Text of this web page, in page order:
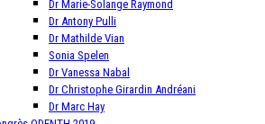
Dr Marie-Solange Raymond
Dr Antony Pulli
Dr Mathilde Vian
Sonia Spelen
Dr Vanessa Nabal
Dr Christophe Girardin Andréani
Dr Marc Hay